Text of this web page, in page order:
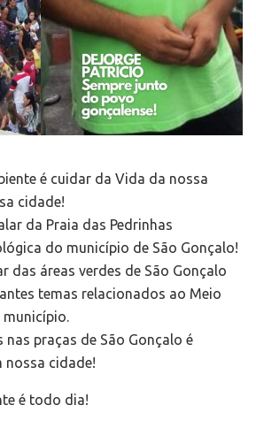
é cuidar da Vida da nossa
cidade!
da Praia das Pedrinhas
do município de São Gonçalo!
das áreas verdes de São Gonçalo
temas relacionados ao Meio
município.
praças de São Gonçalo é
cidade!
é todo dia!